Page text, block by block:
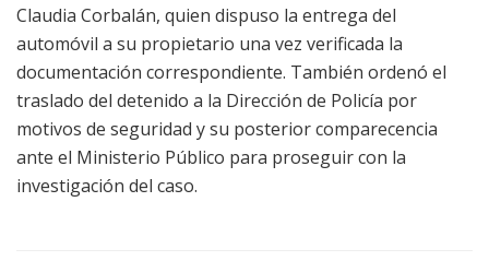
Claudia Corbalán, quien dispuso la entrega del
automóvil a su propietario una vez verificada la
documentación correspondiente. También ordenó el
traslado del detenido a la Dirección de Policía por
motivos de seguridad y su posterior comparecencia
ante el Ministerio Público para proseguir con la
investigación del caso.